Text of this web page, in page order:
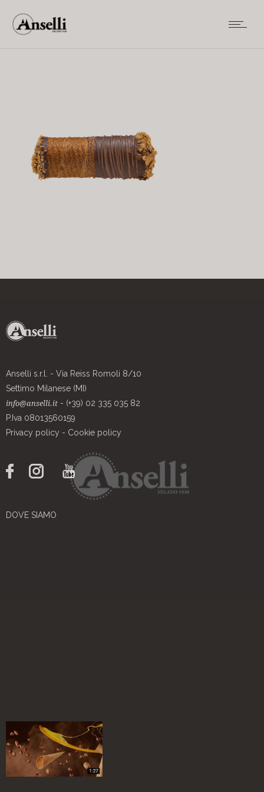
Anselli s.r.l. - Via Reiss Romoli 8/10
Settimo Milanese (MI)
info@anselli.it - (+39) 02 335 035 82
P.Iva 08013560159
Privacy policy - Cookie policy
DOVE SIAMO